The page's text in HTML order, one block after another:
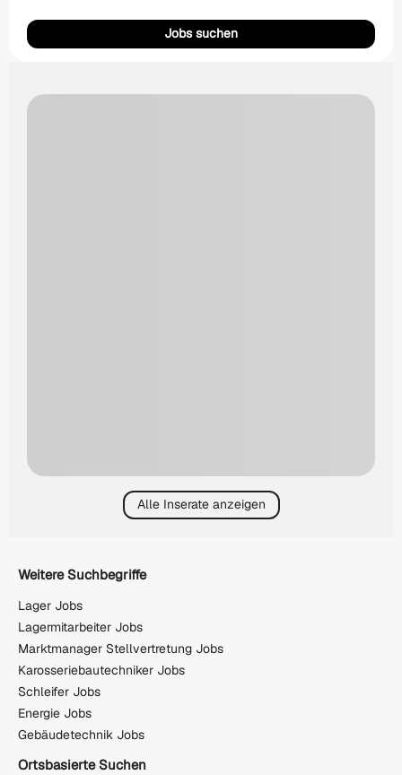
Jobs suchen
Alle Inserate anzeigen
Weitere Suchbegriffe
Lager Jobs
Lagermitarbeiter Jobs
Marktmanager Stellvertretung Jobs
Karosseriebautechniker Jobs
Schleifer Jobs
Energie Jobs
Gebäudetechnik Jobs
Ortsbasierte Suchen